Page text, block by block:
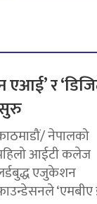
एआई’ र
सुरु
नेपालको
आईटी कलेज
एजुकेशन
‘एमबीए